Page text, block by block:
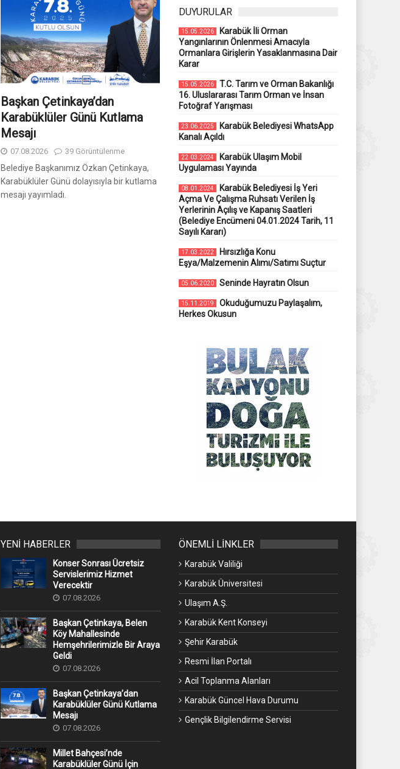
Başkan Çetinkaya’dan
Karabüklüler Günü Kutlama
Mesajı
07.08.2026 39 Görüntülenme
Belediye Başkanımız Özkan Çetinkaya,
Karabüklüler Günü dolayısıyla bir kutlama
mesajı yayımladı.
DUYURULAR
15.05.2026
Karabük İli Orman
Yangınlarının Önlenmesi Amacıyla
Ormanlara Girişlerin Yasaklanmasına Dair
Karar
15.05.2026
T.C. Tarım ve Orman Bakanlığı
16. Uluslararası Tarım Orman ve İnsan
Fotoğraf Yarışması
23.06.2025
Karabük Belediyesi WhatsApp
Kanalı Açıldı
22.03.2024
Karabük Ulaşım Mobil
Uygulaması Yayında
08.01.2024
Karabük Belediyesi İş Yeri
Açma Ve Çalışma Ruhsatı Verilen İş
Yerlerinin Açılış ve Kapanış Saatleri
(Belediye Encümeni 04.01.2024 Tarih, 11
Sayılı Kararı)
17.03.2022
Hırsızlığa Konu
Eşya/Malzemenin Alımı/Satımı Suçtur
05.06.2020 Seninde Hayratın Olsun
15.11.2019
Okuduğumuzu Paylaşalım,
Herkes Okusun
YENİ HABERLER
Konser Sonrası Ücretsiz
Servislerimiz Hizmet
Verecektir
07.08.2026
Başkan Çetinkaya, Belen
Köy Mahallesinde
Hemşehrilerimizle Bir Araya
Geldi
07.08.2026
Başkan Çetinkaya’dan
Karabüklüler Günü Kutlama
Mesajı
07.08.2026
Millet Bahçesi’nde
Karabüklüler Günü İçin
ÖNEMLİ LİNKLER
Karabük Valiliği
Karabük Üniversitesi
Ulaşım A.Ş.
Karabük Kent Konseyi
Şehir Karabük
Resmi İlan Portalı
Acil Toplanma Alanları
Karabük Güncel Hava Durumu
Gençlik Bilgilendirme Servisi